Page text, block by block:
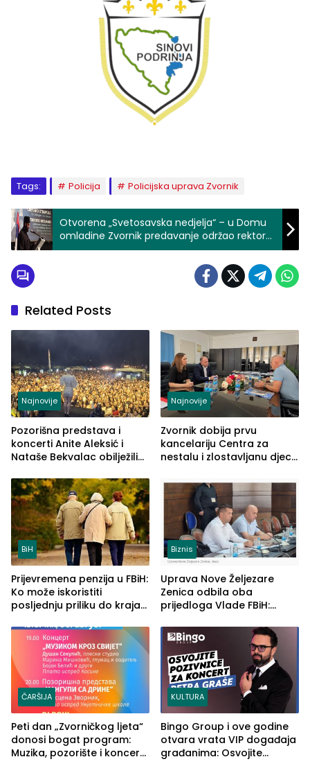
Tags: Policija Policijska uprava Zvornik
Otvorena „Svetosavska nedjelja“ – u Domu
omladine Zvornik predavanje održao rektor
Bogoslovije u Beogradu Radomir Vrućinić
Related Posts
Najnovije
Pozorišna predstava i
koncerti Anite Aleksić i
Nataše Bekvalac obilježili
ljeta (FOTO)
Najnovije
Zvornik dobija prvu
kancelariju Centra za
nestalu i zlostavljanu djecu
BiH
Prijevremena penzija u FBiH:
Ko može iskoristiti
posljednju priliku do kraja
Biznis
Uprava Nove Željezare
Zenica odbila oba
prijedloga Vlade FBiH:
rješenje
ČARŠIJA
Peti dan „Zvorničkog ljeta“
donosi bogat program:
Muzika, pozorište i koncert
KULTURA
Bingo Group i ove godine
otvara vrata VIP događaja
građanima: Osvojite